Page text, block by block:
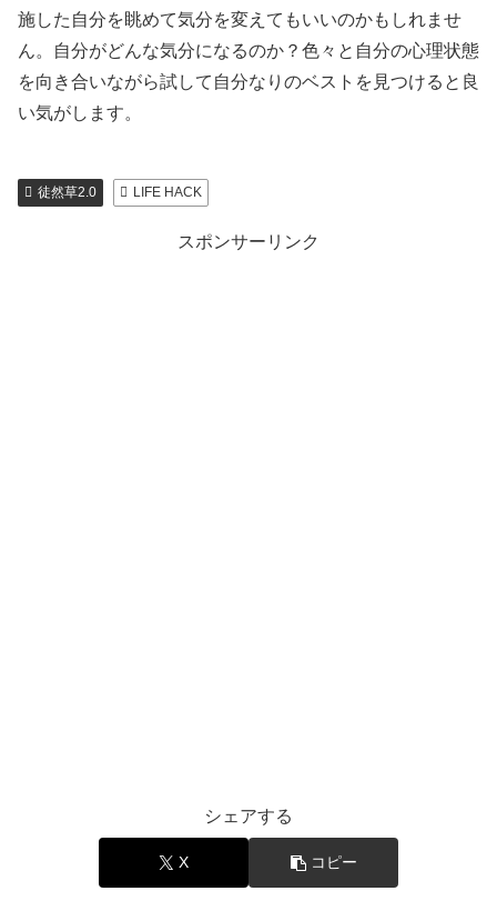
施した自分を眺めて気分を変えてもいいのかもしれませ
ん。自分がどんな気分になるのか？色々と自分の心理状態
を向き合いながら試して自分なりのベストを見つけると良
い気がします。
徒然草2.0 LIFE HACK
スポンサーリンク
シェアする
X コピー